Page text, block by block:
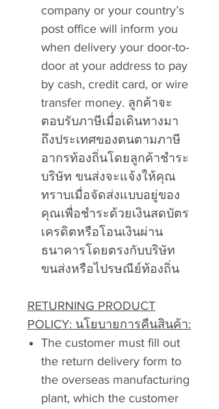
company or your country’s
post office will inform you
when delivery your door-to-
door at your address to pay
by cash, credit card, or wire
transfer money. ลูกค้าจะ
ตอบรับภาษีเมื่อเดินทางมา
ถึงประเทศของตนตามภาษี
อากรท้องถิ่นโดยลูกค้าชำระ
บริษัท ขนส่งจะแจ้งให้คุณ
ทราบเมื่อจัดส่งแบบอยู่ของ
คุณเพื่อชำระด้วยเงินสดบัตร
เครดิตหรือโอนเงินผ่าน
ธนาคารโดยตรงกับบริษัท
ขนส่งหรือไปรษณีย์ท้องถิ่น
RETURNING PRODUCT
POLICY: นโยบายการคืนสินค้า:
The customer must fill out
the return delivery form to
the overseas manufacturing
plant, which the customer